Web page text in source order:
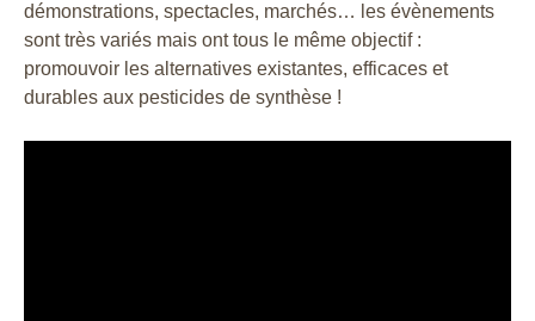
démonstrations, spectacles, marchés… les évènements
sont très variés mais ont tous le même objectif :
promouvoir les alternatives existantes, efficaces et
durables aux pesticides de synthèse !